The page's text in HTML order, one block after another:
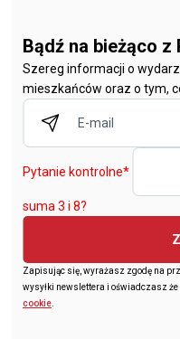
Bądź na bieżąco z
Szereg informacji o
mieszkańców oraz o tym,
Pytanie kontrolne*
suma 3 i 8?
Zapisując się, wyrażasz zgodę na
wysyłki newslettera i oświadczasz
cookie